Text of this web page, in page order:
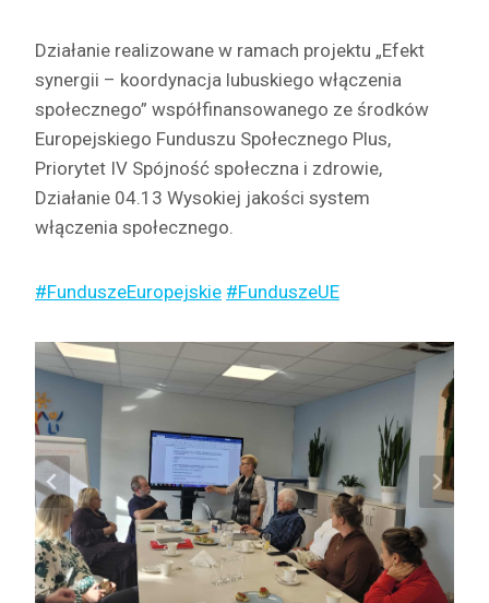
Działanie realizowane w ramach projektu „Efekt
synergii – koordynacja lubuskiego włączenia
społecznego” współfinansowanego ze środków
Europejskiego Funduszu Społecznego Plus,
Priorytet IV Spójność społeczna i zdrowie,
Działanie 04.13 Wysokiej jakości system
włączenia społecznego.
#FunduszeEuropejskie #FunduszeUE